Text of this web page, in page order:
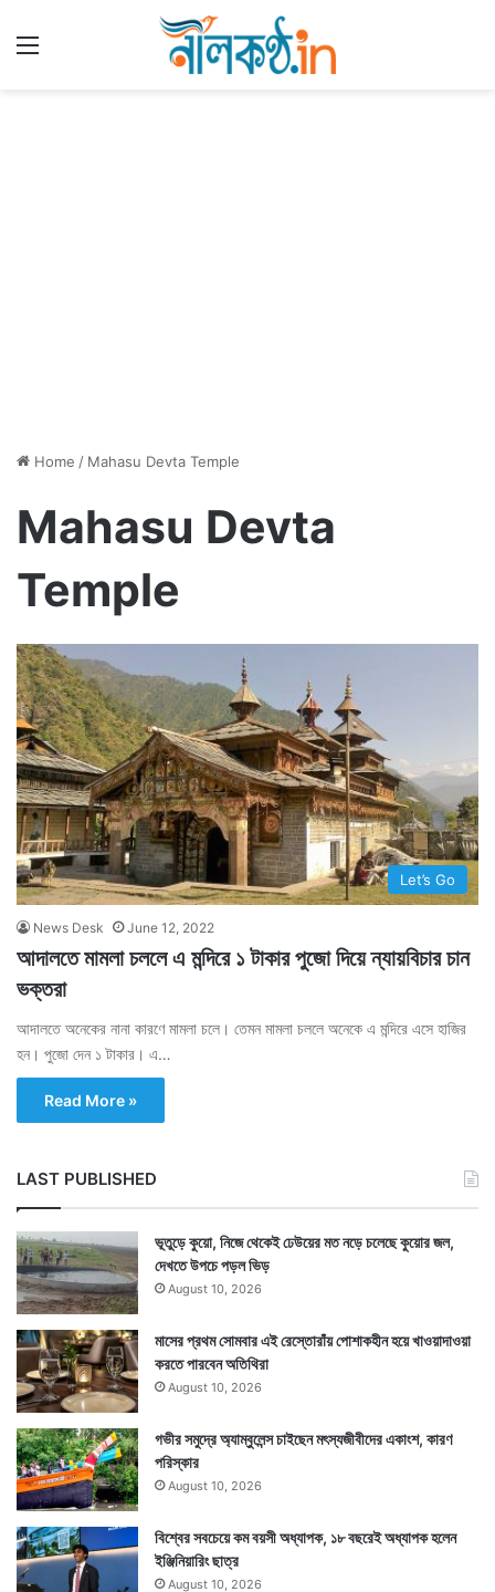
Home / Mahasu Devta Temple
Mahasu Devta
Temple
Let’s Go
News Desk June 12, 2022
আদালতে মামলা চললে এ মন্দিরে ১ টাকার পুজো দিয়ে ন্যায়বিচার চান
ভক্তরা
আদালতে অনেকের নানা কারণে মামলা চলে। তেমন মামলা চললে অনেকে এ মন্দিরে এসে হাজির
হন। পুজো দেন ১ টাকার। এ…
Read More »
LAST PUBLISHED
ভূতুড়ে কুয়ো, নিজে থেকেই ঢেউয়ের মত নড়ে চলেছে কুয়োর জল,
দেখতে উপচে পড়ল ভিড়
August 10, 2026
মাসের প্রথম সোমবার এই রেস্তোরাঁয় পোশাকহীন হয়ে খাওয়াদাওয়া
করতে পারবেন অতিথিরা
August 10, 2026
গভীর সমুদ্রে অ্যাম্বুলেন্স চাইছেন মৎস্যজীবীদের একাংশ, কারণ
পরিস্কার
August 10, 2026
বিশ্বের সবচেয়ে কম বয়সী অধ্যাপক, ১৮ বছরেই অধ্যাপক হলেন
ইঞ্জিনিয়ারিং ছাত্র
August 10, 2026